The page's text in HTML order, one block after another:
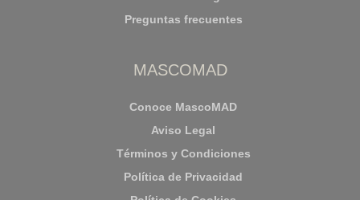
Preguntas frecuentes
MASCOMAD
Conoce MascoMAD
Aviso Legal
Términos y Condiciones
Política de Privacidad